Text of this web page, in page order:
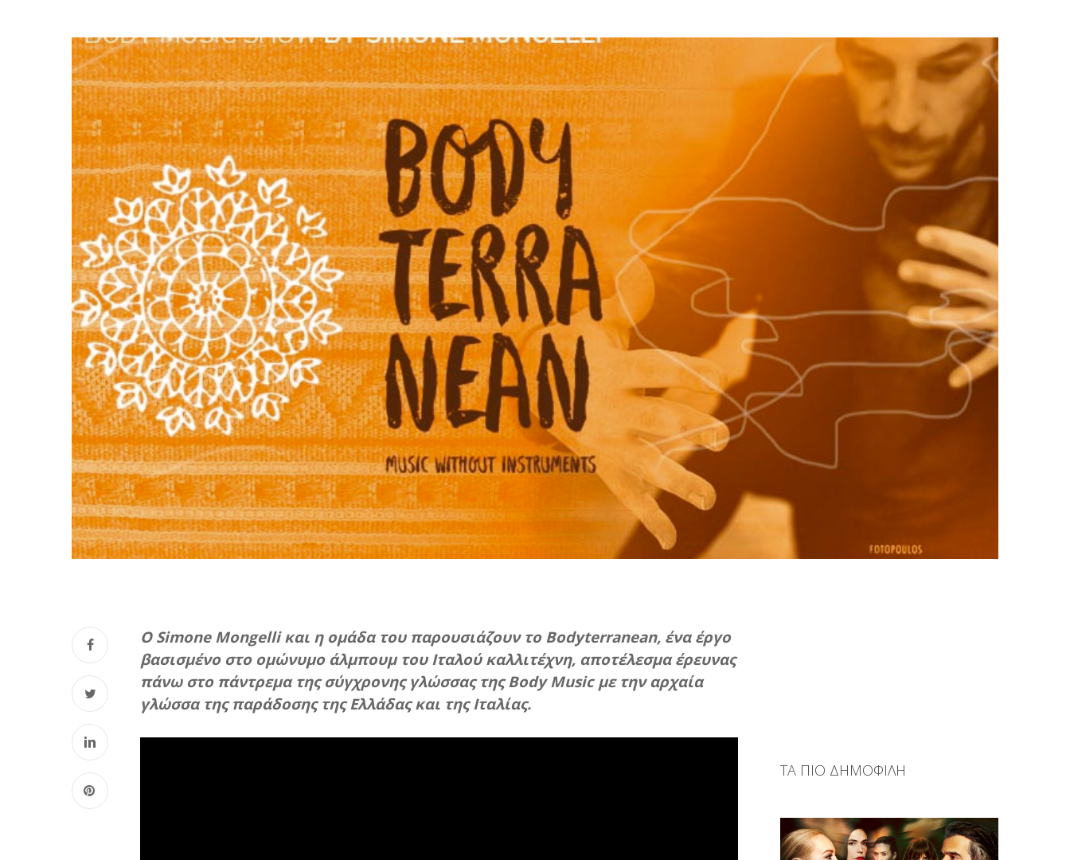
Ο Simone Mongelli και η ομάδα του παρουσιάζουν το Bodyterranean, ένα έργο
βασισμένο στο ομώνυμο άλμπουμ του Ιταλού καλλιτέχνη, αποτέλεσμα έρευνας
πάνω στο πάντρεμα της σύγχρονης γλώσσας της Body Music με την αρχαία
γλώσσα της παράδοσης της Ελλάδας και της Ιταλίας.
ΤΑ ΠΙΟ ΔΗΜΟΦΙΛΗ